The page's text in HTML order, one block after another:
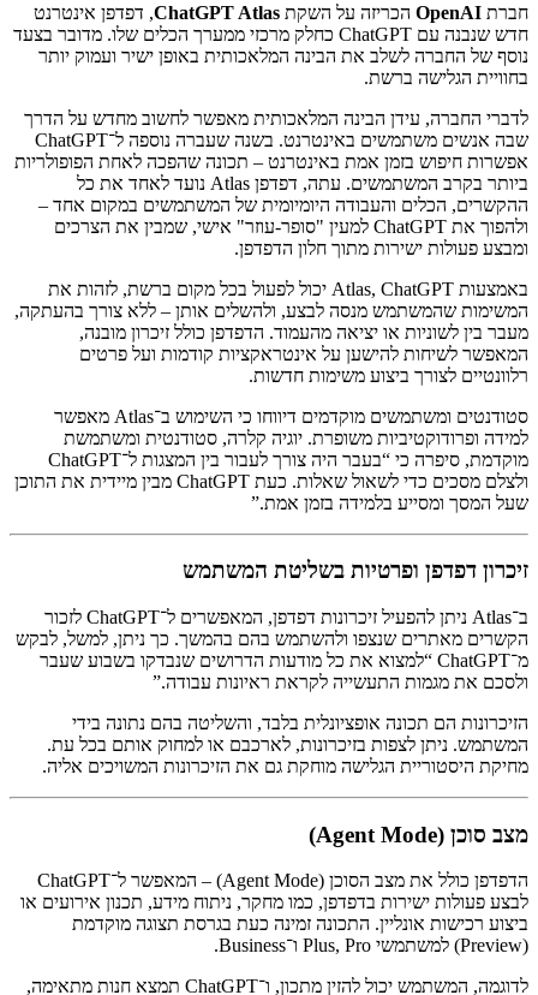
חברת OpenAI הכריזה על השקת ChatGPT Atlas, דפדפן אינטרנט
חדש שנבנה עם ChatGPT כחלק מרכזי ממערך הכלים שלו. מדובר בצעד
נוסף של החברה לשלב את הבינה המלאכותית באופן ישיר ועמוק יותר
בחוויית הגלישה ברשת.
לדברי החברה, עידן הבינה המלאכותית מאפשר לחשוב מחדש על הדרך
שבה אנשים משתמשים באינטרנט. בשנה שעברה נוספה ל־ChatGPT
אפשרות חיפוש בזמן אמת באינטרנט – תכונה שהפכה לאחת הפופולריות
ביותר בקרב המשתמשים. עתה, דפדפן Atlas נועד לאחד את כל
ההקשרים, הכלים והעבודה היומיומית של המשתמשים במקום אחד –
ולהפוך את ChatGPT למעין "סופר-עוזר" אישי, שמבין את הצרכים
ומבצע פעולות ישירות מתוך חלון הדפדפן.
באמצעות Atlas, ChatGPT יכול לפעול בכל מקום ברשת, לזהות את
המשימות שהמשתמש מנסה לבצע, ולהשלים אותן – ללא צורך בהעתקה,
מעבר בין לשוניות או יציאה מהעמוד. הדפדפן כולל זיכרון מובנה,
המאפשר לשיחות להישען על אינטראקציות קודמות ועל פרטים
רלוונטיים לצורך ביצוע משימות חדשות.
סטודנטים ומשתמשים מוקדמים דיווחו כי השימוש ב־Atlas מאפשר
למידה ופרודוקטיביות משופרת. יוגיה קלרה, סטודנטית ומשתמשת
מוקדמת, סיפרה כי “בעבר היה צורך לעבור בין המצגות ל־ChatGPT
ולצלם מסכים כדי לשאול שאלות. כעת ChatGPT מבין מיידית את התוכן
שעל המסך ומסייע בלמידה בזמן אמת.”
זיכרון דפדפן ופרטיות בשליטת המשתמש
ב־Atlas ניתן להפעיל זיכרונות דפדפן, המאפשרים ל־ChatGPT לזכור
הקשרים מאתרים שנצפו ולהשתמש בהם בהמשך. כך ניתן, למשל, לבקש
מ־ChatGPT “למצוא את כל מודעות הדרושים שנבדקו בשבוע שעבר
ולסכם את מגמות התעשייה לקראת ראיונות עבודה.”
הזיכרונות הם תכונה אופציונלית בלבד, והשליטה בהם נתונה בידי
המשתמש. ניתן לצפות בזיכרונות, לארכבם או למחוק אותם בכל עת.
מחיקת היסטוריית הגלישה מוחקת גם את הזיכרונות המשויכים אליה.
מצב סוכן (Agent Mode)
הדפדפן כולל את מצב הסוכן (Agent Mode) – המאפשר ל־ChatGPT
לבצע פעולות ישירות בדפדפן, כמו מחקר, ניתוח מידע, תכנון אירועים או
ביצוע רכישות אונליין. התכונה זמינה כעת בגרסת תצוגה מוקדמת
(Preview) למשתמשי Plus, Pro ו־Business.
לדוגמה, המשתמש יכול להזין מתכון, ו־ChatGPT תמצא חנות מתאימה,